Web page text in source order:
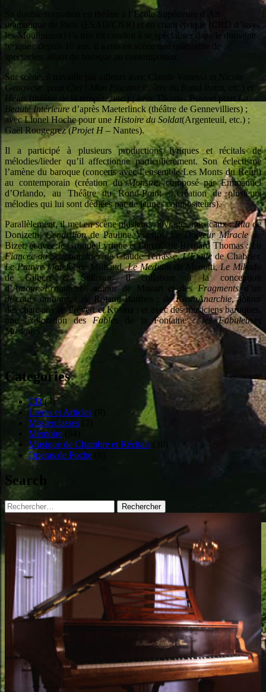
Sa double formation en théâtre à l’Ecole Supérieure d’Art
dramatique de Paris (ESAD/CNR) et en chant lyrique (CRD d’Issy-
les-Moulineaux) l’a très tôt conduit à se spécialiser dans le domaine
lyrique : depuis 10 ans, il a mis en scène une quinzaine de
spectacles, allant du baroque au contemporain.
Sur scène, il travaille par ailleurs avec Claude Vanessa et Nicole
Genovese pour
Ciel ! Mon Placard (théâtre du Rond Point, etc.) et
Hélas
(théâtre de la tempête, etc.) ; avec Thomas Bouvet pour
La
Beauté Intérieure d’après Maeterlinck (théâtre de Gennevilliers) ;
avec Lionel Hoche pour une Histoire du Soldat(Argenteuil, etc.) ;
Gaël Rougegrez (Projet H – Nantes).
Il a participé à plusieurs productions lyriques et récitals de
mélodies/lieder qu’il affectionne particulièrement. Son éclectisme
l’amène du baroque (concerts avec l’ensemble Les Monts du Reuil)
au contemporain (création duMonstre, composé par Emmanuel
d’Orlando, au Théâtre du Rond-Point ; création de plusieurs
mélodies qui lui sont dédiées par de jeunes compositeurs).
Parallèlement, il met en scène plusieurs ouvrages musicaux :Ritade
Donizetti,Cendrillonde Pauline Viardot,Le Docteur Miraclede
Bizet, et avec le Groupe Lyrique et l’orchestre Bernard Thomas: La
Fiancée du Scaphandrierde Claude Terrasse,L’Etoilede Chabrier,
Le Pauvre Matelotde Milhaud,Le Medium de Menotti,Le Mikado
de Gilbert & Sullivan. Il collabore à la conception
d’Amours/Fragments , autour de Mozart et desFragments d’un
discours amoureux
de Roland Barthes ; deKosmAnarchie, autour
des chansons de Prévert et Kosma ; et avec des musiciens baroques,
une exploration desFables de la Fontaine :les Fabuleuses
Musiques
Categories
CD(3)
Livres et Articles
Masterclasses
Mémoire
Musique de Chambre et Récitals
Operas de Poche
Search
Rechercher :